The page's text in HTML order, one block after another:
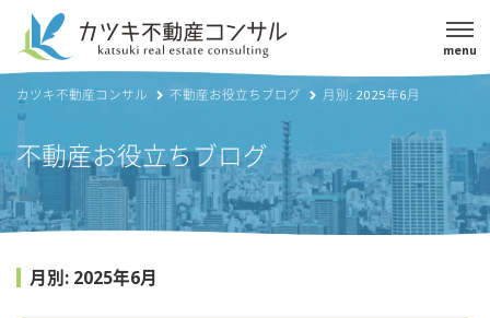
menu
カツキ不動産コンサル 不動産お役立ちブログ 月別: 2025年6月
不動産お役立ちブログ
月別: 2025年6月